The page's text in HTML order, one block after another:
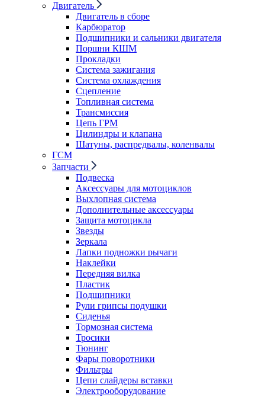
Двигатель
Двигатель в сборе
Карбюратор
Подшипники и сальники двигателя
Поршни КШМ
Прокладки
Система зажигания
Система охлаждения
Сцепление
Топливная система
Трансмиссия
Цепь ГРМ
Цилиндры и клапана
Шатуны, распредвалы, коленвалы
ГСМ
Запчасти
Подвеска
Аксессуары для мотоциклов
Выхлопная система
Дополнительные аксессуары
Защита мотоцикла
Звезды
Зеркала
Лапки подножки рычаги
Наклейки
Передняя вилка
Пластик
Подшипники
Рули грипсы подушки
Сиденья
Тормозная система
Тросики
Тюнинг
Фары поворотники
Фильтры
Цепи слайдеры вставки
Электрооборудование